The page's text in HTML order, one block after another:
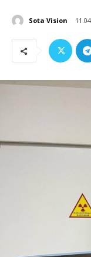
Sota Vision